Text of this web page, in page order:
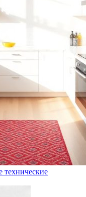
технические